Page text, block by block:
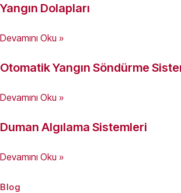
Yangın Dolapları
Devamını Oku »
Otomatik Yangın Söndürme
Devamını Oku »
Duman Algılama Sistemleri
Devamını Oku »
Blog